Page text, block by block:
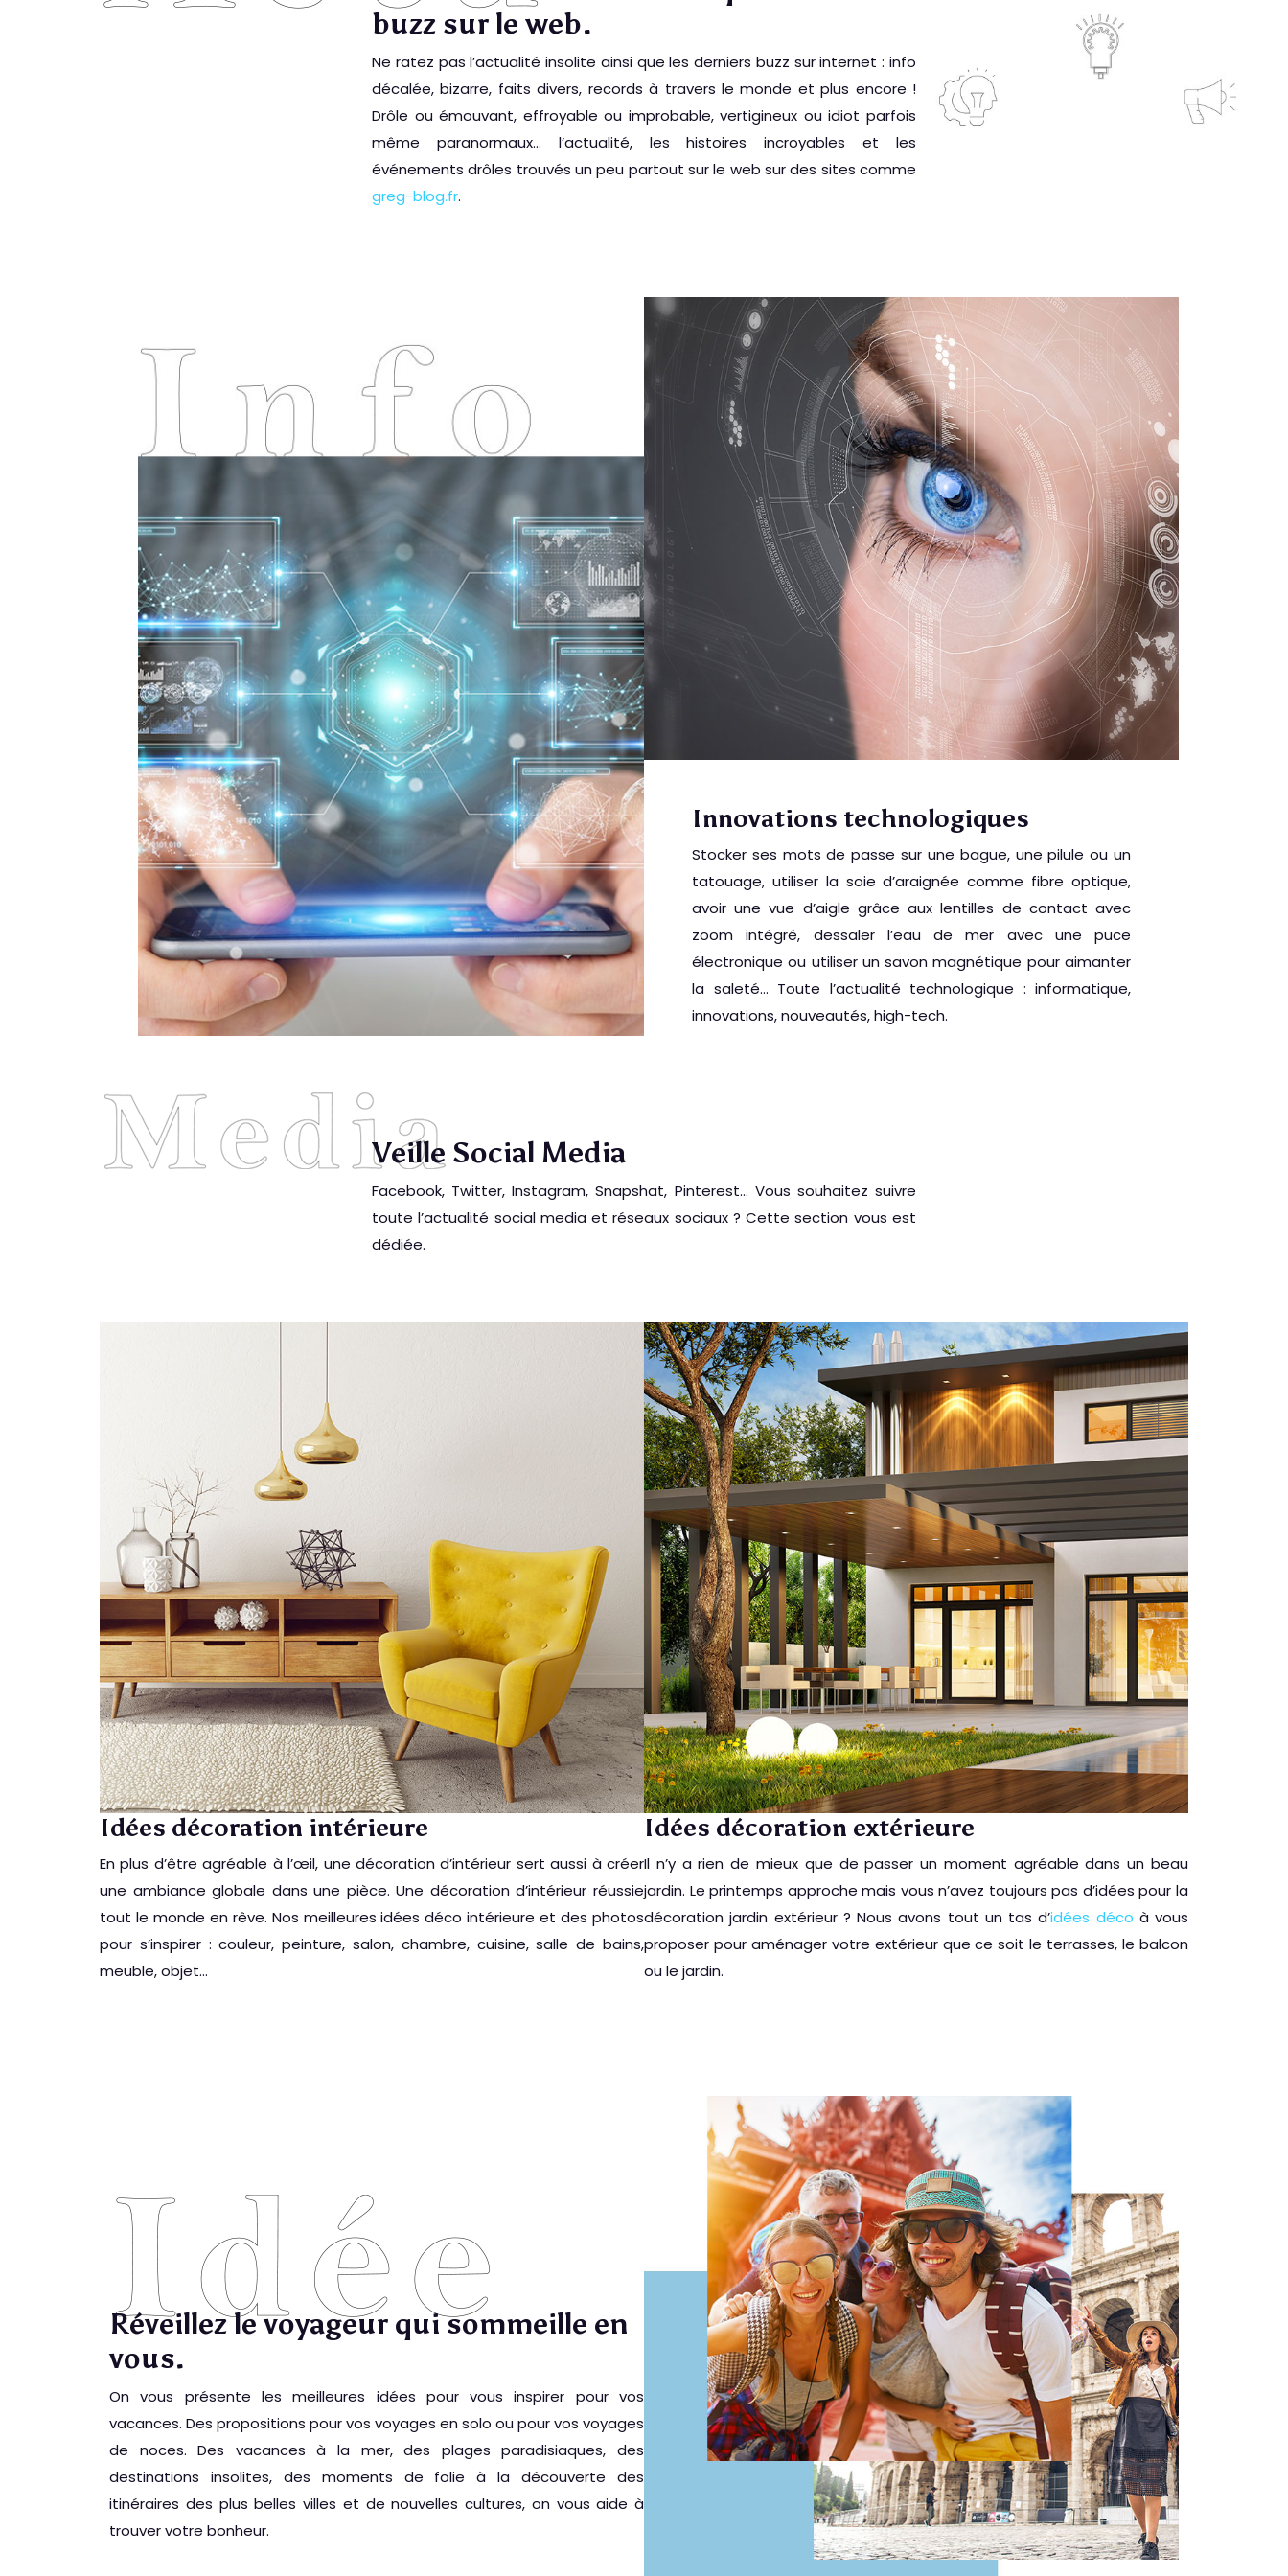
buzz sur le web.
Ne ratez pas l’actualité insolite ainsi que les derniers buzz sur internet : info
décalée, bizarre, faits divers, records à travers le monde et plus encore !
Drôle ou émouvant, effroyable ou improbable, vertigineux ou idiot parfois
même paranormaux… l’actualité, les histoires incroyables et les
événements drôles trouvés un peu partout sur le web sur des sites comme
greg-blog.fr.
Innovations technologiques
Stocker ses mots de passe sur une bague, une pilule ou un
tatouage, utiliser la soie d’araignée comme fibre optique,
avoir une vue d’aigle grâce aux lentilles de contact avec
zoom intégré, dessaler l’eau de mer avec une puce
électronique ou utiliser un savon magnétique pour aimanter
la saleté… Toute l’actualité technologique : informatique,
innovations, nouveautés, high-tech.
Veille Social Media
Facebook, Twitter, Instagram, Snapshat, Pinterest… Vous souhaitez suivre
toute l’actualité social media et réseaux sociaux ? Cette section vous est
dédiée.
Idées décoration intérieure
En plus d’être agréable à l’œil, une décoration d’intérieur sert aussi à créer
une ambiance globale dans une pièce. Une décoration d’intérieur réussie
tout le monde en rêve. Nos meilleures idées déco intérieure et des photos
pour s’inspirer : couleur, peinture, salon, chambre, cuisine, salle de bains,
meuble, objet…
Idées décoration extérieure
Il n’y a rien de mieux que de passer un moment agréable dans un beau
jardin. Le printemps approche mais vous n’avez toujours pas d’idées pour la
décoration jardin extérieur ? Nous avons tout un tas d’idées déco à vous
proposer pour aménager votre extérieur que ce soit le terrasses, le balcon
ou le jardin.
Réveillez le voyageur qui sommeille en
vous.
On vous présente les meilleures idées pour vous inspirer pour vos
vacances. Des propositions pour vos voyages en solo ou pour vos voyages
de noces. Des vacances à la mer, des plages paradisiaques, des
destinations insolites, des moments de folie à la découverte des
itinéraires des plus belles villes et de nouvelles cultures, on vous aide à
trouver votre bonheur.